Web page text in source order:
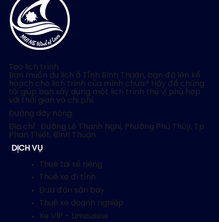
Tạo lịch trình
Bạn muốn du lịch ở Tỉnh Bình Thuận, bạn đã lên kế
hoạch cho lịch trình của mình chưa? Hãy để chúng
tôi giúp bạn xây dựng một lịch trình thú vị phù hợp
với thời gian và chi phí.
Đường dây nóng:
Địa chỉ : Đường Lê Thanh Nghị, Phường Phú Thủy, Tp
Phan Thiết, Bình Thuận
DỊCH VỤ
Thuê tài xế riêng
Thuê xe đi tỉnh
Đưa đón sân bay
Thuê xe doanh nghiệp
Xe VIP - Limousine